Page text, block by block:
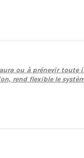
ou à prénevir
rend flexible le